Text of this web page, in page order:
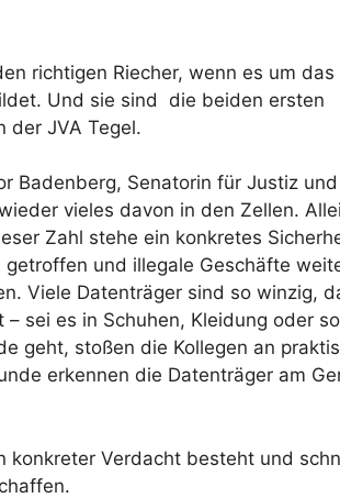
richtigen Riecher, wenn es um das
Und sie sind die beiden ersten
der JVA Tegel.
Badenberg, Senatorin für Justiz und
vieles davon in den Zellen.
Zahl stehe ein konkretes
und illegale Geschäfte
Viele Datenträger sind so winzig,
sei es in Schuhen, Kleidung oder
geht, stoßen die Kollegen an
erkennen die Datenträger am
konkreter Verdacht besteht und